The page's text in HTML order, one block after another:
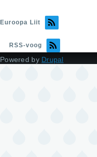
Euroopa Liit
RSS-voog
Powered by Drupal